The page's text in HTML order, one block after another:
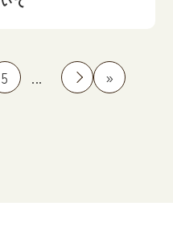
5 ... » »